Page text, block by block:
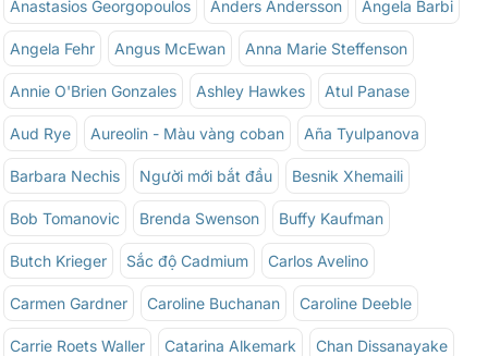
Anastasios Georgopoulos Anders Andersson Angela Barbi
Angela Fehr Angus McEwan Anna Marie Steffenson
Annie O'Brien Gonzales Ashley Hawkes Atul Panase
Aud Rye Aureolin - Màu vàng coban Aña Tyulpanova
Barbara Nechis Người mới bắt đầu Besnik Xhemaili
Bob Tomanovic Brenda Swenson Buffy Kaufman
Butch Krieger Sắc độ Cadmium Carlos Avelino
Carmen Gardner Caroline Buchanan Caroline Deeble
Carrie Roets Waller Catarina Alkemark Chan Dissanayake